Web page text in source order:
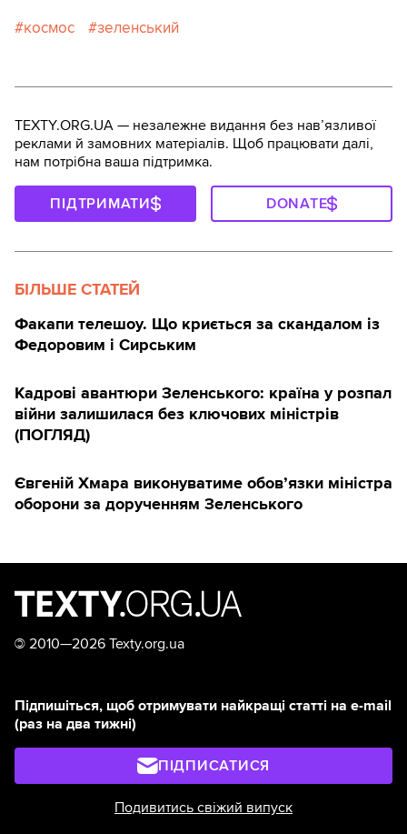
космос зеленський
TEXTY.ORG.UA — незалежне видання без навʼязливої
реклами й замовних матеріалів. Щоб працювати далі,
нам потрібна ваша підтримка.
ПІДТРИМАТИ DONATE
БІЛЬШЕ СТАТЕЙ
Факапи телешоу. Що криється за скандалом із
Федоровим і Сирським
Кадрові авантюри Зеленського: країна у розпал
війни залишилася без ключових міністрів
(ПОГЛЯД)
Євгеній Хмара виконуватиме обов’язки міністра
оборони за дорученням Зеленського
© 2010—2026 Texty.org.ua
Підпишіться, щоб отримувати найкращі статті на e-mail
(раз на два тижні)
ПІДПИСАТИСЯ
Подивитись свіжий випуск